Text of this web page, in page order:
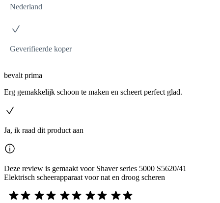
Nederland
Geverifieerde koper
bevalt prima
Erg gemakkelijk schoon te maken en scheert perfect glad.
Ja, ik raad dit product aan
Deze review is gemaakt voor Shaver series 5000 S5620/41
Elektrisch scheerapparaat voor nat en droog scheren